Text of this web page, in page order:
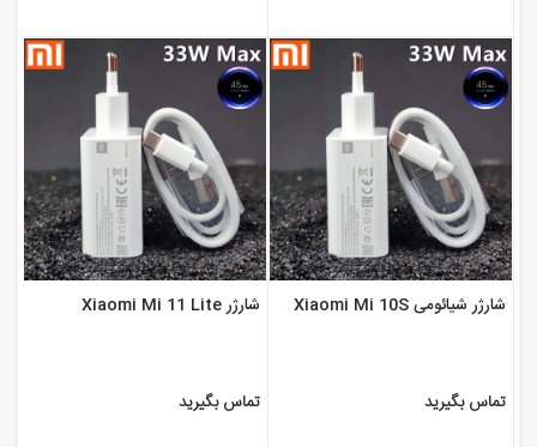
شارژر شیائومی Xiaomi Mi 10S
تماس بگیرید
شارژر Xiaomi Mi 11 Lite
تماس بگیرید